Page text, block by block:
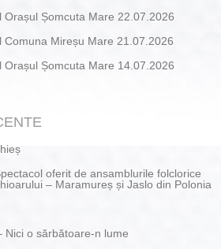
Orașul Șomcuta Mare 22.07.2026
Comuna Mireșu Mare 21.07.2026
Orașul Șomcuta Mare 14.07.2026
oferit de ansamblurile folclorice
– Maramureș și Jaslo din Polonia
Nici o sărbătoare-n lume